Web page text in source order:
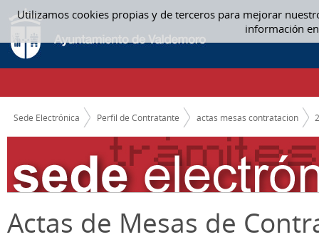
Utilizamos cookies propias y de terceros para mejorar
información
Saltar al contenido
ACTAS MESAS CONTRATACION
CAMINO DE MIGAS
Sede Electrónica Perfil de Contratante actas mesas contratacion
Actas de Mesas de